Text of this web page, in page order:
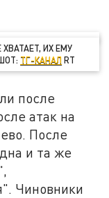
ИХ ЕМУ
ТГ-КАНАЛ RT
после
атак на
После
и та же
Чиновники